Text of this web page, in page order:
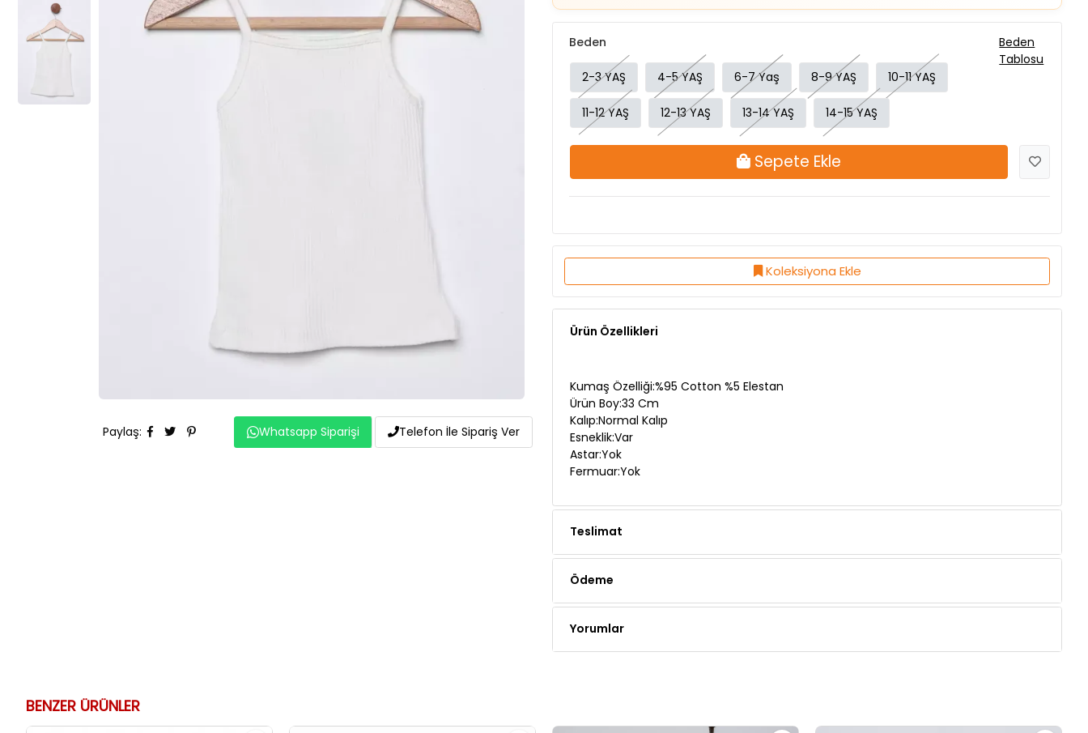
Paylaş: Whatsapp Siparişi Telefon İle Sipariş Ver
Beden
2-3 YAŞ 4-5 YAŞ 6-7 Yaş 8-9 YAŞ 10-11 YAŞ
11-12 YAŞ 12-13 YAŞ 13-14 YAŞ 14-15 YAŞ
Beden
Tablosu
Sepete Ekle
Koleksiyona Ekle
Ürün Özellikleri
Kumaş Özelliği:%95 Cotton %5 Elestan
Ürün Boy:33 Cm
Kalıp:Normal Kalıp
Esneklik:Var
Astar:Yok
Fermuar:Yok
Teslimat
Ödeme
Yorumlar
BENZER ÜRÜNLER